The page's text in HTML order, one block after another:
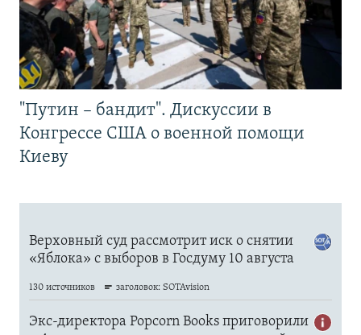
"Путин – бандит". Дискуссии в
Конгрессе США о военной помощи
Киеву